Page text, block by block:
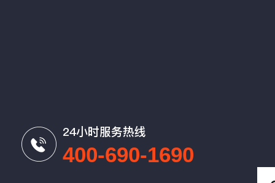
24小时服务热线
400-690-1690